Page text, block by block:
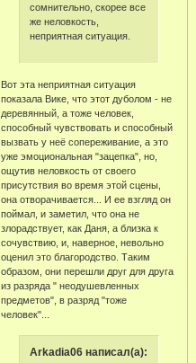
сомнительно, скорее все
же неловкость,
неприятная ситуация.
Вот эта неприятная ситуация
показала Вике, что этот дуболом - не
деревянный, а тоже человек,
способный чувствовать и способный
вызвать у неё сопереживание, а это
уже эмоциональная "зацепка", но,
ощутив неловкость от своего
присутствия во время этой сцены,
она отворачивается... И ее взгляд он
поймал, и заметил, что она не
злорадствует, как Даня, а близка к
сочувствию, и, наверное, невольно
оценил это благородство. Таким
образом, они перешли друг для друга
из разряда " неодушевленных
предметов", в разряд "тоже
человек"...
Arkadia06 написал(а):